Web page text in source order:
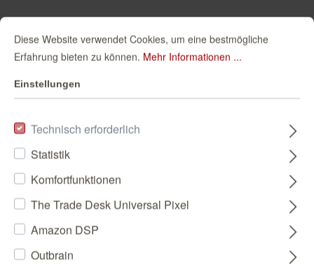
Diese Website verwendet Cookies, um eine bestmögliche
Erfahrung bieten zu können. Mehr Informationen ...
Einstellungen
Technisch erforderlich
Statistik
Komfortfunktionen
The Trade Desk Universal Pixel
Amazon DSP
Outbrain